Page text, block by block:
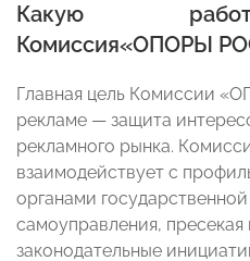
Какую
Комиссия«ОПОРЫ
Главная цель Комиссии
рекламе — защита
рекламного рынка.
взаимодействует с
органами
самоуправления,
законодательные